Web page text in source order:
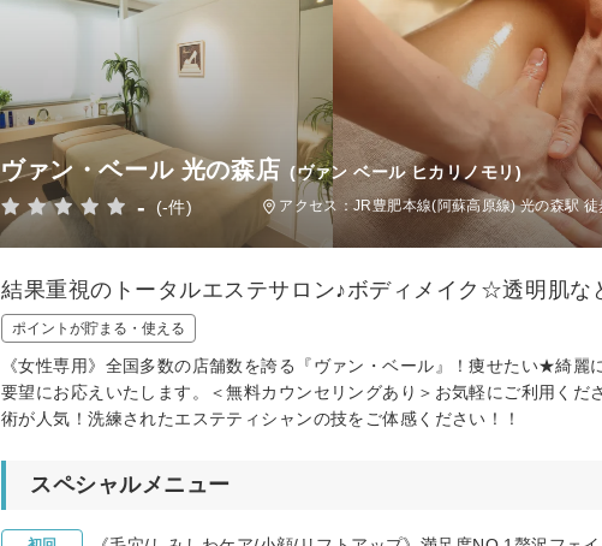
ヴァン・ベール 光の森店 (ヴァン ベール ヒカリノモリ)
- (-件) アクセス：JR豊肥本線(阿蘇高原線) 光の森駅
結果重視のトータルエステサロン♪ボディメイク☆透明肌な
ポイントが貯まる・使える
《女性専用》全国多数の店舗数を誇る『ヴァン・ベール』！痩せたい★綺
要望にお応えいたします。＜無料カウンセリングあり＞お気軽にご利用く
術が人気！洗練されたエステティシャンの技をご体感ください！！
スペシャルメニュー